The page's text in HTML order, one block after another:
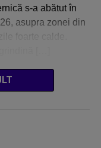
s-a abătut în
asupra zonei din
foarte calde.